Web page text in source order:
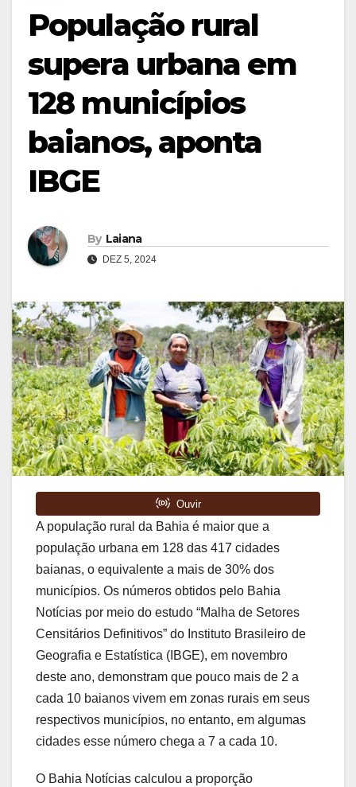
População rural
supera urbana em
128 municípios
baianos, aponta
IBGE
By Laiana
DEZ 5, 2024
A população rural da Bahia é maior que a
população urbana em 128 das 417 cidades
baianas, o equivalente a mais de 30% dos
municípios. Os números obtidos pelo Bahia
Notícias por meio do estudo “Malha de Setores
Censitários Definitivos” do Instituto Brasileiro de
Geografia e Estatística (IBGE), em novembro
deste ano, demonstram que pouco mais de 2 a
cada 10 baianos vivem em zonas rurais em seus
respectivos municípios, no entanto, em algumas
cidades esse número chega a 7 a cada 10.
O Bahia Notícias calculou a proporção